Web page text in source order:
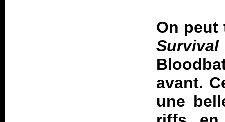
On peut
Survival
avant.
une